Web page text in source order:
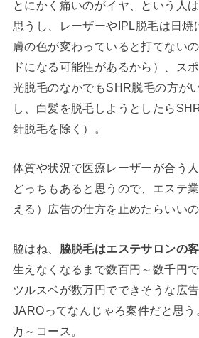
とにかく痛いのがイヤ、という人
思うし、レーザーやIPL脱毛は日焼
膚の色が変わっていると打てない
ドになる可能性があるから）、ス
光脱毛のなかでもSHR脱毛の方が
し、白髪を脱毛しようとしたら
針脱毛を除く）。
体質や状況で医療レーザーが合う
どっちもあると思うので、エステ
える）広告の仕方を止めたらいい
脇はね、 脇脱毛はエステサロンの
生えなくなるまで数百円～数千円
ツルスベが数万円でできそうな広
JAROってなんじゃろ案件だと思
万～コース。